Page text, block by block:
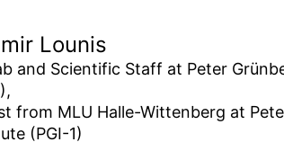
Lounis
and Scientific Staff at Peter
from MLU Halle-Wittenberg at
(PGI-1)